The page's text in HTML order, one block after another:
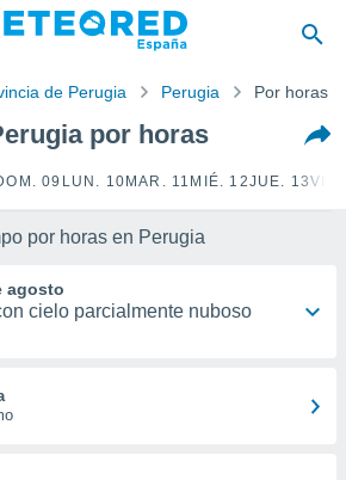
de Perugia Perugia Por horas
por horas
09 LUN. 10 MAR. 11 MIÉ. 12JUE. 13VIE.
por horas en Perugia
agosto
cielo parcialmente nuboso